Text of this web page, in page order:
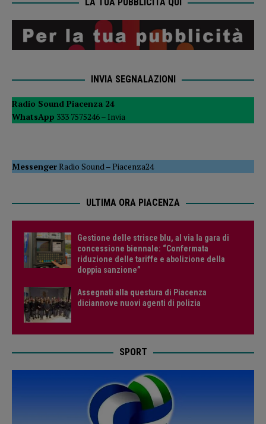
INVIA SEGNALAZIONI
Radio Sound Piacenza 24
WhatsApp 333 7575246 – Invia
MessengerRadio Sound–Piacenza24
ULTIMA ORA PIACENZA
Gestione delle strisce blu, al via la gara di
concessione biennale: “Confermata
riduzione delle tariffe e abolizione della
doppia sanzione”
Assegnati alla questura di Piacenza
diciannove nuovi agenti di polizia
SPORT